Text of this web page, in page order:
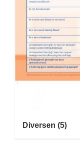
Diversen (5)